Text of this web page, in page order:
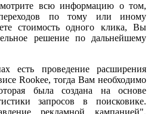
всю информацию о том,
по тому или иному
стоимость одного клика, Вы
решение по дальнейшему
есть проведение расширения
Rookee, тогда Вам необходимо
была создана на основе
запросов в поисковике.
рекламной кампанией",